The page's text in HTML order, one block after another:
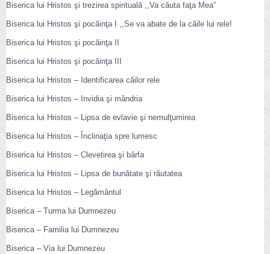
Biserica lui Hristos şi trezirea spirituală ,,Va căuta faţa Mea”
Biserica lui Hristos şi pocăinţa I ,,Se va abate de la căile lui rele!
Biserica lui Hristos şi pocăinţa II
Biserica lui Hristos şi pocăinţa III
Biserica lui Hristos – Identificarea căilor rele
Biserica lui Hristos – Invidia şi mândria
Biserica lui Hristos – Lipsa de evlavie şi nemulţumirea
Biserica lui Hristos – Înclinaţia spre lumesc
Biserica lui Hristos – Clevetirea şi bârfa
Biserica lui Hristos – Lipsa de bunătate şi răutatea
Biserica lui Hristos – Legământul
Biserica – Turma lui Dumnezeu
Biserica – Familia lui Dumnezeu
Biserica – Via lui Dumnezeu